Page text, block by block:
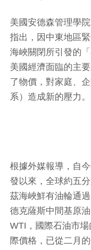
美國安德森管理學
指出，因中東地區
海峽關閉所引發的
美國經濟面臨的主
了物價，對家庭、
系）造成新的壓力。
根據外媒報導，自
發以來，全球約五
茲海峽鮮有油輪通
德克薩斯中間基原
WTI，國際石油市
際價格，已從二月